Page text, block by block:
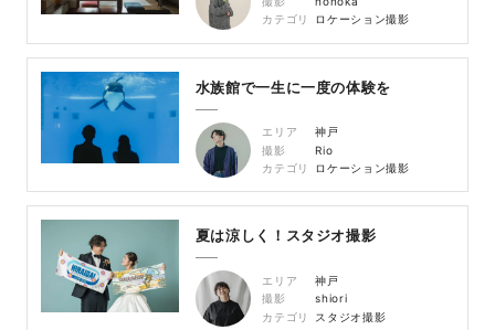
カテゴリ
ロケーション撮影
水族館で一生に一度の体験を
エリア
神戸
撮影
Rio
カテゴリ
ロケーション撮影
夏は涼しく！スタジオ撮影
エリア
神戸
撮影
shiori
カテゴリ
スタジオ撮影